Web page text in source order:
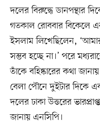
দলের বিরুদ্ধে ডানপন্থার
গতকাল রোববার বিকেলে
ইসলাম লিখেছিলেন,
সম্ভব হচ্ছে না।’ পরে
তাঁকে বহিষ্কারের কথা
বেলা পৌনে দুইটার দিকে
দলের ঢাকা উত্তরের
জানায় এনসিপি।